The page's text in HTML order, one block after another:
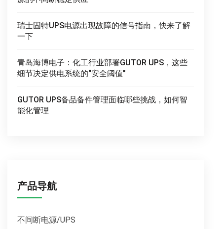
瑞士固特UPS电源出现故障的信号指南，快来了解
一下
青岛海博电子：化工行业部署GUTOR UPS，这些
细节决定供电系统的“安全阈值”
GUTOR UPS备品备件管理面临哪些挑战，如何智
能化管理
产品导航
不间断电源/UPS